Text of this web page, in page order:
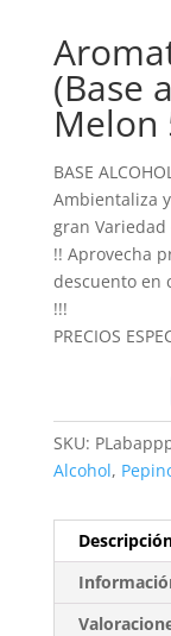
(Base
Melon
BASE
Ambientaliza
gran Variedad
!! Aprovecha
descuento en
!!!
PRECIOS
SKU:
Alcohol,